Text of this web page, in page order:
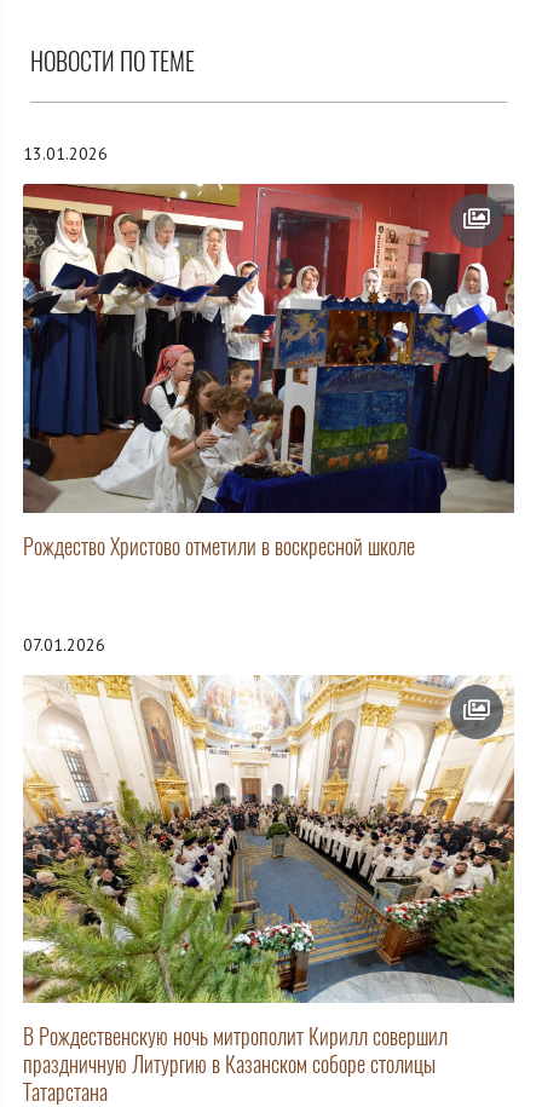
НОВОСТИ ПО ТЕМЕ
13.01.2026
Рождество Христово отметили в воскресной школе
07.01.2026
В Рождественскую ночь митрополит Кирилл совершил
праздничную Литургию в Казанском соборе столицы
Татарстана